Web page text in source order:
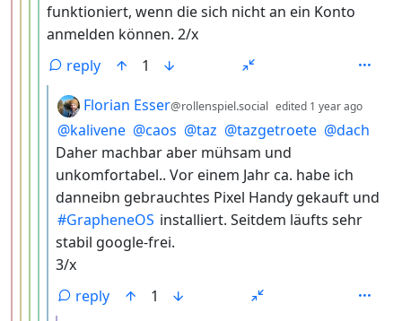
funktioniert, wenn die sich nicht an ein Konto
anmelden können. 2/x
reply
1
by
Florian Esser@rollenspiel.social edited 1 year ago
@kalivene @caos @taz @tazgetroete @dach
Daher machbar aber mühsam und
unkomfortabel.. Vor einem Jahr ca. habe ich
danneibn gebrauchtes Pixel Handy gekauft und
#GrapheneOS installiert. Seitdem läufts sehr
stabil google-frei.
3/x
reply
1